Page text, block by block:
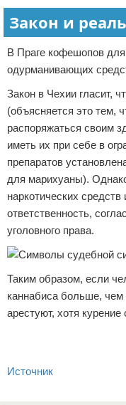
Закон и
В Праге кофешопов для
одурманивающих
Закон в Чехии гласит,
(объясняется это тем,
распоряжаться своим
иметь их при себе в
препаратов
для марихуаны).
наркотических
ответственность,
уголовного права.
Таким образом, если
каннабиса больше, чем
арестуют, хотя
Источник